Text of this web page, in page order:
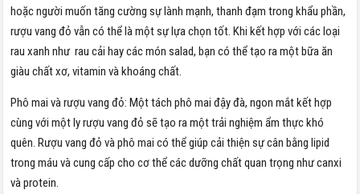
hoặc người muốn tăng cường sự lành mạnh, thanh đạm trong khẩu phần,
rượu vang đỏ vẫn có thể là một sự lựa chọn tốt. Khi kết hợp với các loại
rau xanh như rau cải hay các món salad, bạn có thể tạo ra một bữa ăn
giàu chất xơ, vitamin và khoáng chất.
Phô mai và rượu vang đỏ: Một tách phô mai đậy đà, ngon mắt kết hợp
cùng với một ly rượu vang đỏ sẽ tạo ra một trải nghiệm ẩm thực khó
quên. Rượu vang đỏ và phô mai có thể giúp cải thiện sự cân bằng lipid
trong máu và cung cấp cho cơ thể các dưỡng chất quan trọng như canxi
và protein.